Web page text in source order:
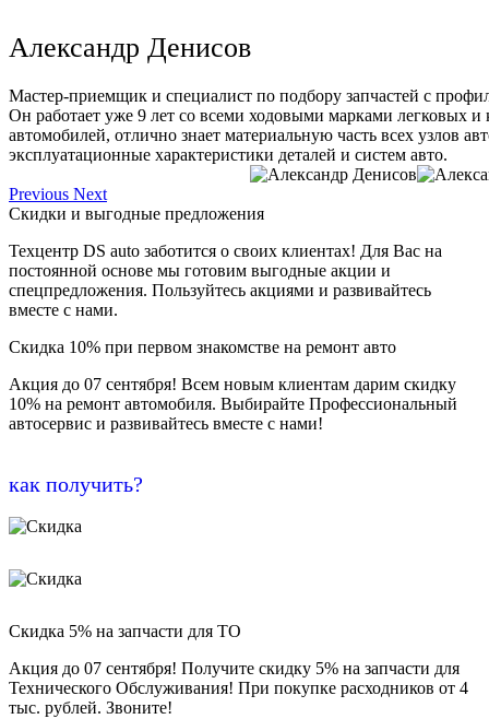
Александр Денисов
Мастер-приемщик и специалист по подбору запчастей с
Он работает уже 9 лет со всеми ходовыми марками легковых и
автомобилей, отлично знает материальную часть всех узлов
эксплуатационные характеристики деталей и систем авто.
Previous Next
Скидки и выгодные предложения
Техцентр DS auto заботится о своих клиентах! Для Вас на
постоянной основе мы готовим выгодные акции и
спецпредложения. Пользуйтесь акциями и развивайтесь
вместе с нами.
Скидка 10% при первом знакомстве на ремонт авто
Акция до 07 сентября! Всем новым клиентам дарим скидку
10% на ремонт автомобиля. Выбирайте Профессиональный
автосервис и развивайтесь вместе с нами!
как получить?
Скидка 5% на запчасти для ТО
Акция до 07 сентября! Получите скидку 5% на запчасти для
Технического Обслуживания! При покупке расходников от 4
тыс. рублей. Звоните!